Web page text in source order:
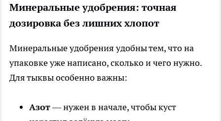
Минеральные удобрения: точная
дозировка без лишних хлопот
Минеральные удобрения удобны тем, что на
упаковке уже написано, сколько и чего нужно.
Для тыквы особенно важны:
Азот— нужен в начале, чтобы куст